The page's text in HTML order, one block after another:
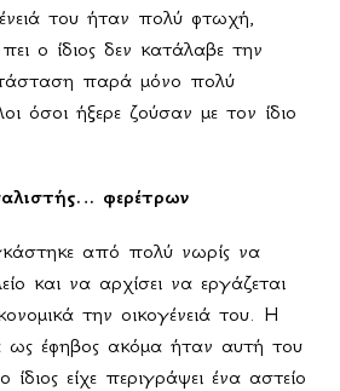
του ήταν πολύ φτωχή,
ο ίδιος δεν κατάλαβε την
παρά μόνο πολύ
όσοι ήξερε ζούσαν με τον ίδιο
φερέτρων
από πολύ νωρίς να
και να αρχίσει να εργάζεται
την οικογένειά του. Η
ως έφηβος ακόμα ήταν αυτή του
είχε περιγράψει ένα αστείο